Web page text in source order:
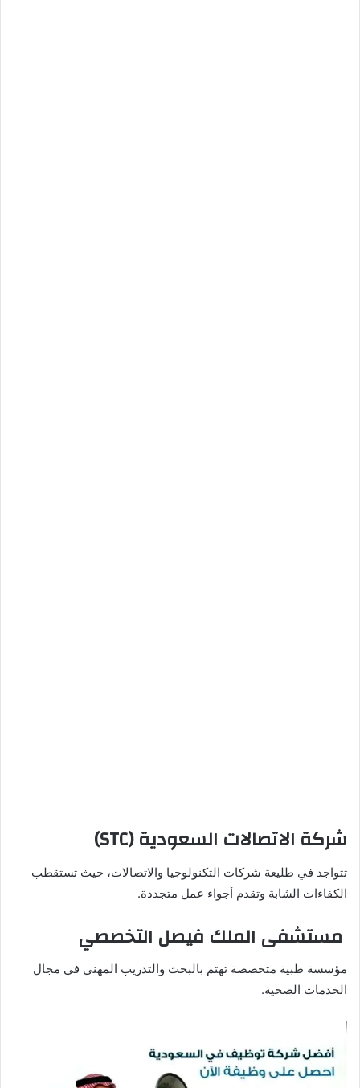
شركة الاتصالات السعودية (STC)
تتواجد في طليعة شركات التكنولوجيا والاتصالات، حيث تستقطب
الكفاءات الشابة وتقدم أجواء عمل متجددة.
مستشفى الملك فيصل التخصصي
مؤسسة طبية متخصصة تهتم بالبحث والتدريب المهني في مجال
الخدمات الصحية.